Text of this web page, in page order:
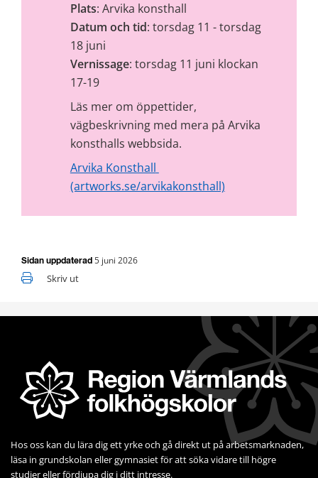
Plats: Arvika konsthall
Datum och tid: torsdag 11 - torsdag
18 juni
Vernissage: torsdag 11 juni klockan
17-19
Läs mer om öppettider,
vägbeskrivning med mera på Arvika
konsthalls webbsida.
Arvika Konsthall
(artworks.se/arvikakonsthall)
Sidan uppdaterad 5 juni 2026
Skriv ut
Hos oss kan du lära dig ett yrke och gå direkt ut på arbets­marknaden,
läsa in grundskolan eller gymnasiet för att söka vidare till högre
studier eller fördjupa dig i ditt intresse.